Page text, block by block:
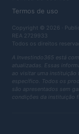
Termos de uso
Copyright © 2026 ·
REA 2729933
Todos os direitos
A Investindo365 está
atualizadas. Essas
ao visitar uma
específico. Todos os
são apresentados sem
condições da instituição